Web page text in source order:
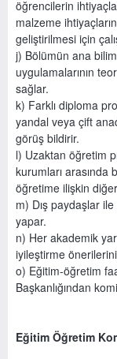
öğrencilerin
malzeme
geliştirilmesi için
j) Bölümün ana
uygulamalarının
sağlar.
k) Farklı diploma
yandal veya çift
görüş bildirir.
l) Uzaktan öğretim
kurumları arasında
öğretime ilişkin
m) Dış paydaşlar
yapar.
n) Her akademik
iyileştirme
o) Eğitim-öğretim
Başkanlığından
Eğitim Öğretim